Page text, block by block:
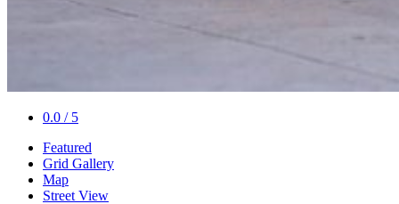
0.0 / 5
Featured
Grid Gallery
Map
Street View